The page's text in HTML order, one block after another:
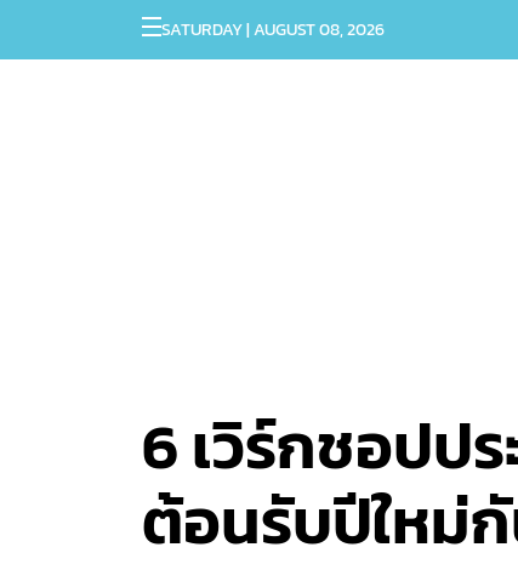
SATURDAY | AUGUST 08, 2026
6 เวิร์กชอปป
ต้อนรับปีใหม่